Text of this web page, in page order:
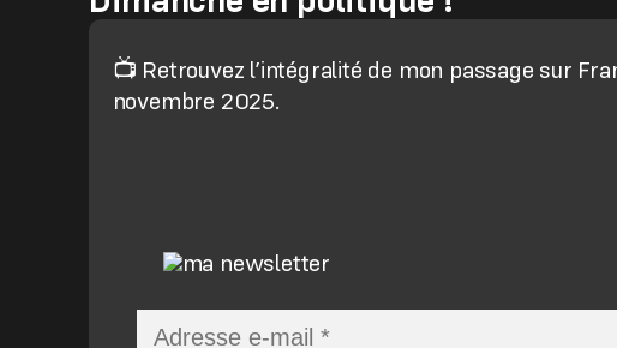
📺 Retrouvez l’intégralité de mon passage sur
novembre 2025.